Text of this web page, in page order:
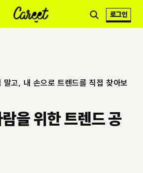
로그인
말고, 내 손으로 트렌드를 직접 찾아보
을 위한 트렌드 공